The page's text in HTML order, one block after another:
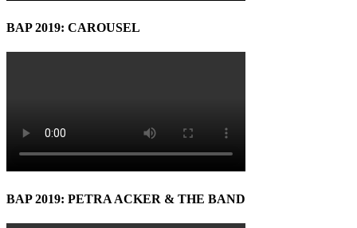
BAP 2019: CAROUSEL
BAP 2019: PETRA ACKER & THE BAND